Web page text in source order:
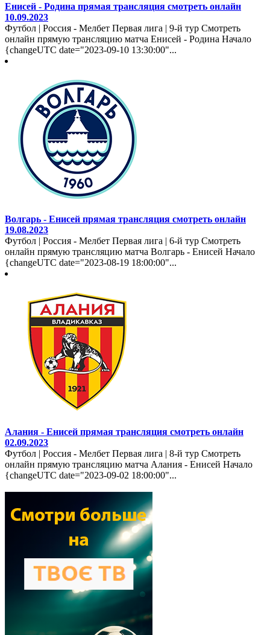
Енисей - Родина прямая трансляция смотреть онлайн
10.09.2023
Футбол | Россия - Мелбет Первая лига | 9-й тур Смотреть
онлайн прямую трансляцию матча Енисей - Родина Начало
{changeUTC date="2023-09-10 13:30:00"...
Волгарь - Енисей прямая трансляция смотреть онлайн
19.08.2023
Футбол | Россия - Мелбет Первая лига | 6-й тур Смотреть
онлайн прямую трансляцию матча Волгарь - Енисей Начало
{changeUTC date="2023-08-19 18:00:00"...
Алания - Енисей прямая трансляция смотреть онлайн
02.09.2023
Футбол | Россия - Мелбет Первая лига | 8-й тур Смотреть
онлайн прямую трансляцию матча Алания - Енисей Начало
{changeUTC date="2023-09-02 18:00:00"...